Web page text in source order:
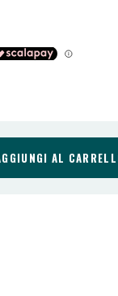
AL
extra fino al